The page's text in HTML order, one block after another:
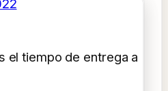
el tiempo de entrega a